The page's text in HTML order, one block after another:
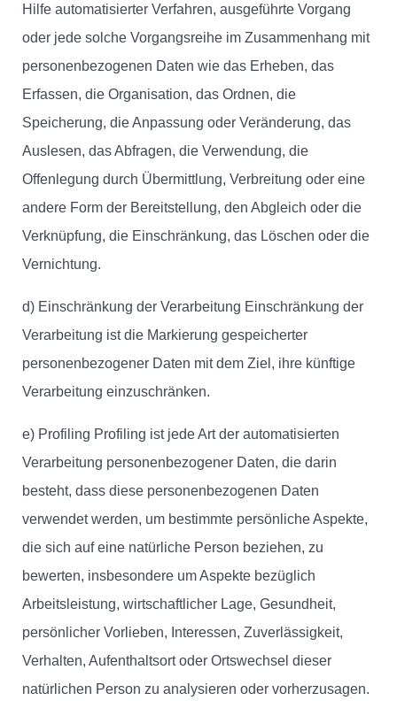
Hilfe automatisierter Verfahren, ausgeführte Vorgang
oder jede solche Vorgangsreihe im Zusammenhang mit
personenbezogenen Daten wie das Erheben, das
Erfassen, die Organisation, das Ordnen, die
Speicherung, die Anpassung oder Veränderung, das
Auslesen, das Abfragen, die Verwendung, die
Offenlegung durch Übermittlung, Verbreitung oder eine
andere Form der Bereitstellung, den Abgleich oder die
Verknüpfung, die Einschränkung, das Löschen oder die
Vernichtung.
d) Einschränkung der Verarbeitung Einschränkung der
Verarbeitung ist die Markierung gespeicherter
personenbezogener Daten mit dem Ziel, ihre künftige
Verarbeitung einzuschränken.
e) Profiling Profiling ist jede Art der automatisierten
Verarbeitung personenbezogener Daten, die darin
besteht, dass diese personenbezogenen Daten
verwendet werden, um bestimmte persönliche Aspekte,
die sich auf eine natürliche Person beziehen, zu
bewerten, insbesondere um Aspekte bezüglich
Arbeitsleistung, wirtschaftlicher Lage, Gesundheit,
persönlicher Vorlieben, Interessen, Zuverlässigkeit,
Verhalten, Aufenthaltsort oder Ortswechsel dieser
natürlichen Person zu analysieren oder vorherzusagen.